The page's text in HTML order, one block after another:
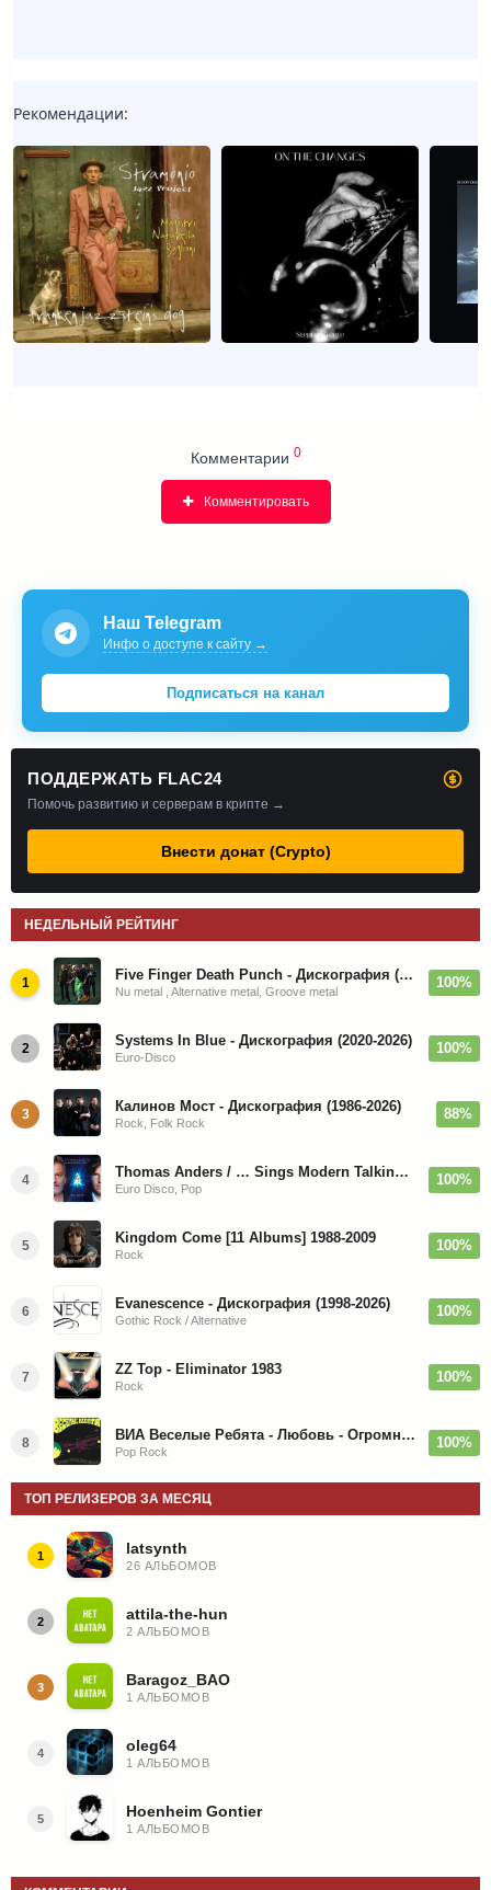
Рекомендации:
Комментарии 0
Комментировать
Наш Telegram
Инфо о доступе к сайту →
Подписаться на канал
ПОДДЕРЖАТЬ FLAC24
Помочь развитию и серверам в крипте →
Внести донат (Crypto)
НЕДЕЛЬНЫЙ РЕЙТИНГ
1 Five Finger Death Punch - Дискография (2008-2026)
Nu metal , Alternative metal, Groove metal
100%
2 Systems In Blue - Дискография (2020-2026)
Euro-Disco
100%
3 Калинов Мост - Дискография (1986-2026)
Rock, Folk Rock
88%
4 Thomas Anders / … Sings Modern Talking: The Best hi-res
Euro Disco, Pop
100%
5 Kingdom Come [11 Albums] 1988-2009
Rock
100%
6 Evanescence - Дискография (1998-2026)
Gothic Rock / Alternative
100%
7 ZZ Top - Eliminator 1983
Rock
100%
8 ВИА Веселые Ребята - Любовь - Огромная Страна - 1974/2026
Pop Rock
100%
ТОП РЕЛИЗЕРОВ ЗА МЕСЯЦ
1 latsynth
26 АЛЬБОМОВ
2 attila-the-hun
2 АЛЬБОМОВ
3 Baragoz_BAO
1 АЛЬБОМОВ
4 oleg64
1 АЛЬБОМОВ
5 Hoenheim Gontier
1 АЛЬБОМОВ